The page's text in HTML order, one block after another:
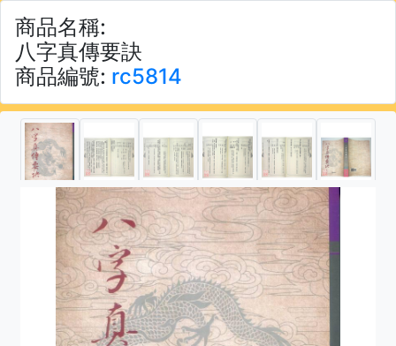
商品名稱:
八字真傳要訣
商品編號: rc5814